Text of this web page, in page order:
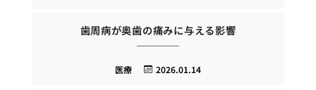
歯周病が奥歯の痛みに与える影響
2026.01.14
医療